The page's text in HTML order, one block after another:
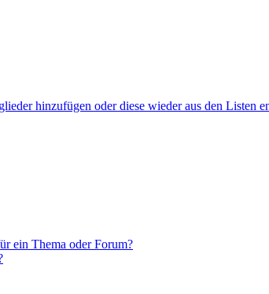
hinzufügen oder diese wieder aus den Listen
ein Thema oder Forum?